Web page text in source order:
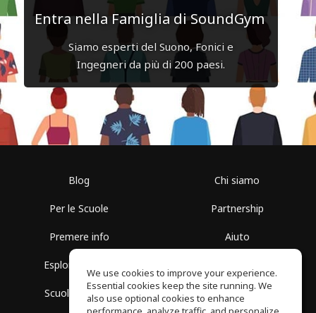
Entra nella Famiglia di SoundGym
Siamo esperti del Suono, Fonici e
Ingegneri da più di 200 paesi.
Blog
Per le Scuole
Premere info
Esplora i Gruppi
Scuola gratuita
Chi siamo
Partnership
Aiuto
Politica sulla Privacy
We use cookies to improve your experience.
Essential cookies keep the site running. We
also use optional cookies to enhance